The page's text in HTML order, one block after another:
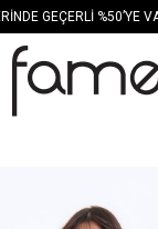
GEÇERLİ %50’YE